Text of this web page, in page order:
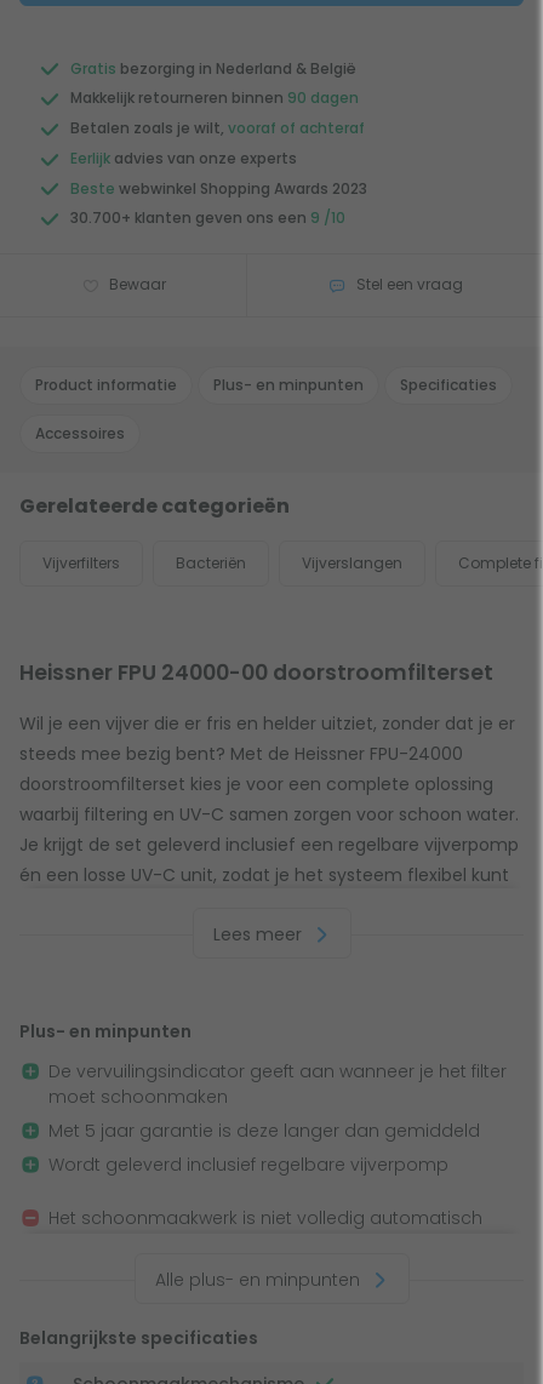
Gratis bezorging in Nederland & België
Makkelijk retourneren binnen 90 dagen
Betalen zoals je wilt, vooraf of achteraf
Eerlijk advies van onze experts
Beste webwinkel Shopping Awards 2023
30.700+ klanten geven ons een 9 /10
Bewaar Stel een vraag
Product informatie Plus- en minpunten Specificaties
Accessoires
Gerelateerde categorieën
Vijverfilters Bacteriën Vijverslangen Complete
Heissner FPU 24000-00 doorstroomfilterset
Wil je een vijver die er fris en helder uitziet, zonder dat je er
steeds mee bezig bent? Met de Heissner FPU-24000
doorstroomfilterset kies je voor een complete oplossing
waarbij filtering en UV-C samen zorgen voor schoon water.
Je krijgt de set geleverd inclusief een regelbare vijverpomp
én een losse UV-C unit, zodat je het systeem flexibel kunt
Gissen wanneer het tijd is om te reinigen is niet nodig, want
schoongemaakt moet worden. Dat voorkomt onnodig
moment aan te pakken. Zo blijft de doorstroming op peil
en haal je het beste resultaat uit je filterinstallatie.
sponzenpers knijp je de filtersponzen eenvoudig uit zonder
Lees meer
Plus- en minpunten
De vervuilingsindicator geeft aan wanneer je het filter
moet schoonmaken
Met 5 jaar garantie is deze langer dan gemiddeld
Wordt geleverd inclusief regelbare vijverpomp
Het schoonmaakwerk is niet volledig automatisch
Alle plus- en minpunten
Belangrijkste specificaties